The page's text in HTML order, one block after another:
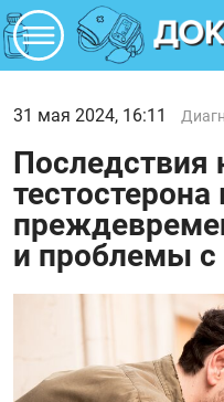
31 мая 2024, 16:11
Последствия
и проблемы